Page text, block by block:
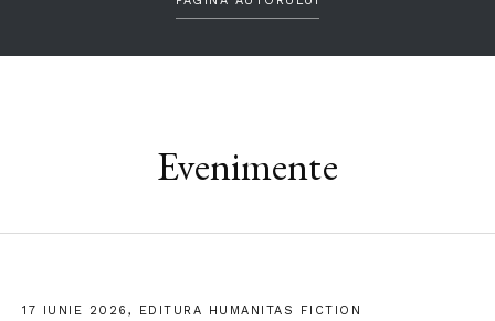
Evenimente
17 IUNIE 2026, EDITURA HUMANITAS FICTION